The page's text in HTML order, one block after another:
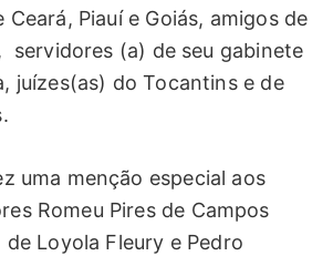
Ceará, Piauí e Goiás, amigos de
servidores (a) de seu gabinete
juízes(as) do Tocantins e de
uma menção especial aos
Romeu Pires de Campos
Loyola Fleury e Pedro